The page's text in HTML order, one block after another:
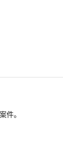
件。